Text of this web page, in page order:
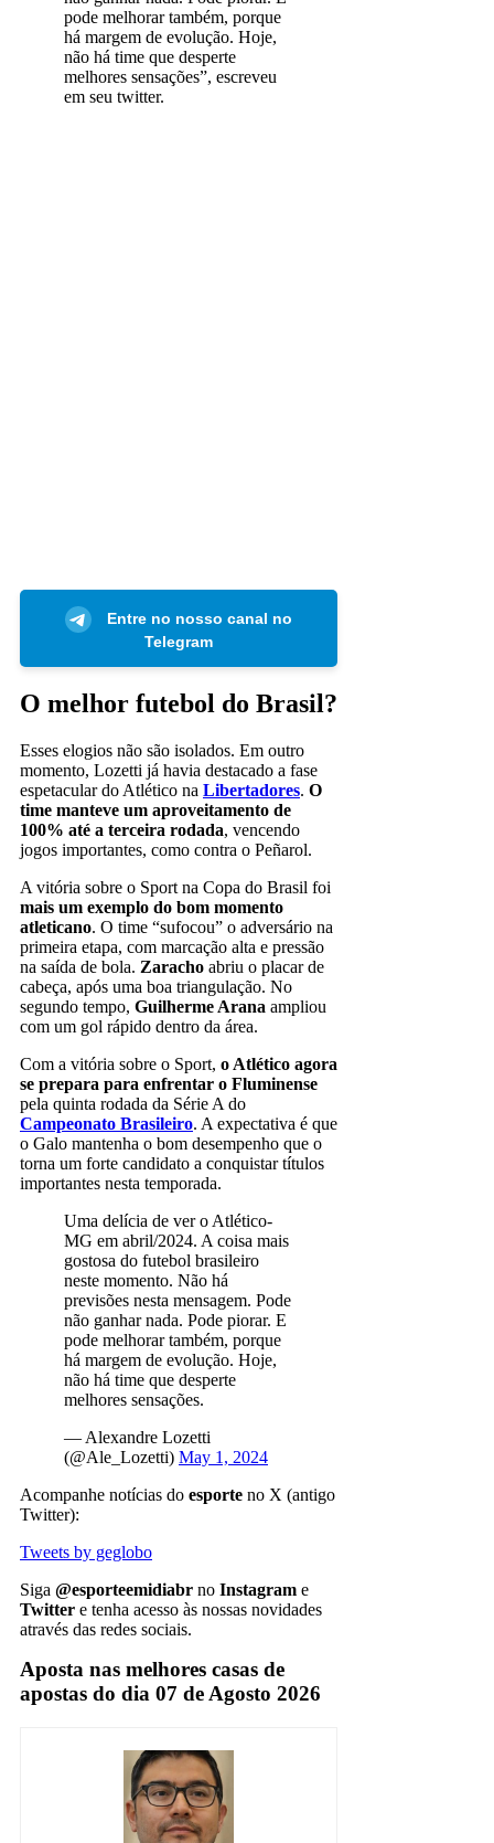
pode melhorar também, porque
há margem de evolução. Hoje,
não há time que desperte
melhores sensações”, escreveu
em seu twitter.
Entre no nosso canal no
Telegram
O melhor futebol do Brasil?
Esses elogios não são isolados. Em outro
momento, Lozetti já havia destacado a fase
espetacular do Atlético na Libertadores. O
time manteve um aproveitamento de
100% até a terceira rodada, vencendo
jogos importantes, como contra o Peñarol.
A vitória sobre o Sport na Copa do Brasil foi
mais um exemplo do bom momento
atleticano. O time “sufocou” o adversário na
primeira etapa, com marcação alta e pressão
na saída de bola. Zaracho abriu o placar de
cabeça, após uma boa triangulação. No
segundo tempo, Guilherme Arana ampliou
com um gol rápido dentro da área.
Com a vitória sobre o Sport, o Atlético agora
se prepara para enfrentar o Fluminense
pela quinta rodada da Série A do
Campeonato Brasileiro. A expectativa é que
o Galo mantenha o bom desempenho que o
torna um forte candidato a conquistar títulos
importantes nesta temporada.
Uma delícia de ver o Atlético-
MG em abril/2024. A coisa mais
gostosa do futebol brasileiro
neste momento. Não há
previsões nesta mensagem. Pode
não ganhar nada. Pode piorar. E
pode melhorar também, porque
há margem de evolução. Hoje,
não há time que desperte
melhores sensações.
— Alexandre Lozetti
(@Ale_Lozetti) May 1, 2024
Acompanhe notícias do esporte no X (antigo
Twitter):
Tweets by geglobo
Siga @esporteemidiabr no Instagram e
Twitter e tenha acesso às nossas novidades
através das redes sociais.
Aposta nas melhores casas de
apostas do dia 07 de Agosto 2026